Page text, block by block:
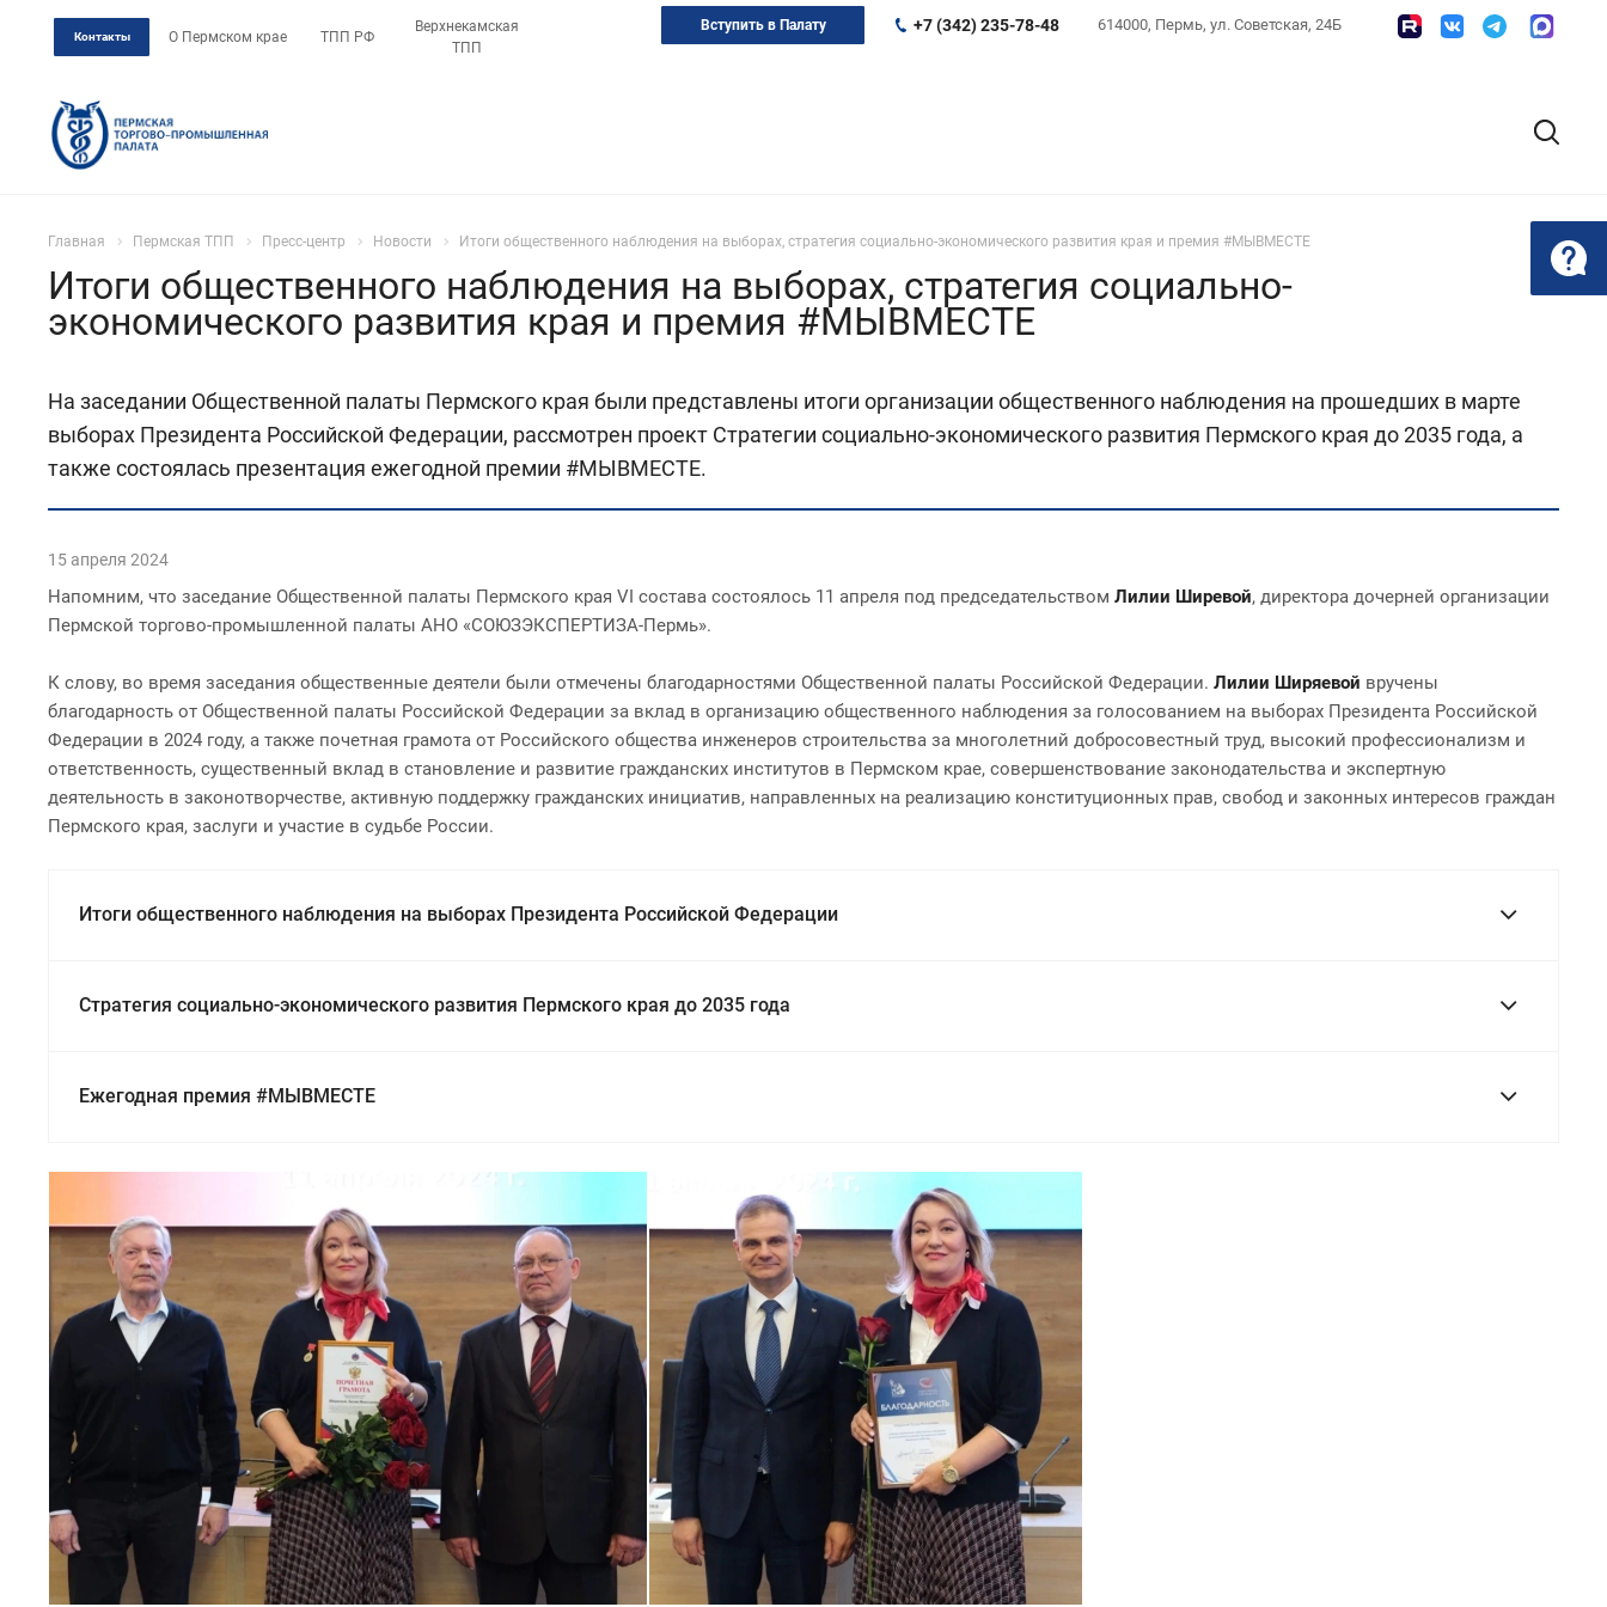
Контакты О Пермском крае ТПП РФ
Верхнекамская
ТПП
614000, Пермь, ул. Советская, 24Б
+7 (342) 235-78-48
Вступить в Палату
Главная Пермская ТПП Пресс-центр Новости Итоги общественного наблюдения на выборах, стратегия социально-экономического развития края и премия #МЫВМЕСТЕ
Итоги общественного наблюдения на выборах, стратегия социально-
экономического развития края и премия #МЫВМЕСТЕ
На заседании Общественной палаты Пермского края были представлены итоги организации общественного наблюдения на прошедших в марте
выборах Президента Российской Федерации, рассмотрен проект Стратегии социально-экономического развития Пермского края до 2035 года, а
также состоялась презентация ежегодной премии #МЫВМЕСТЕ.
15 апреля 2024
Напомним, что заседание Общественной палаты Пермского края VI состава состоялось 11 апреля под председательством Лилии Ширевой, директора дочерней организации
Пермской торгово-промышленной палаты АНО «СОЮЗЭКСПЕРТИЗА-Пермь».
К слову, во время заседания общественные деятели были отмечены благодарностями Общественной палаты Российской Федерации. Лилии Ширяевой вручены
благодарность от Общественной палаты Российской Федерации за вклад в организацию общественного наблюдения за голосованием на выборах Президента Российской
Федерации в 2024 году, а также почетная грамота от Российского общества инженеров строительства за многолетний добросовестный труд, высокий профессионализм и
ответственность, существенный вклад в становление и развитие гражданских институтов в Пермском крае, совершенствование законодательства и экспертную
деятельность в законотворчестве, активную поддержку гражданских инициатив, направленных на реализацию конституционных прав, свобод и законных интересов граждан
Пермского края, заслуги и участие в судьбе России.
Итоги общественного наблюдения на выборах Президента Российской Федерации
Стратегия социально-экономического развития Пермского края до 2035 года
Ежегодная премия #МЫВМЕСТЕ